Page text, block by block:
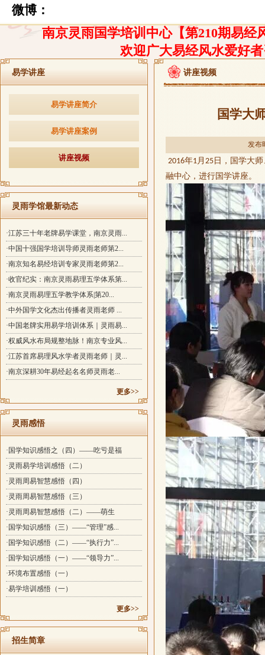
微博：
南京灵雨国学培训中心【第210期易经
欢迎广大易经风水爱好
易学讲座
易学讲座简介
易学讲座案例
讲座视频
灵雨学馆最新动态
·江苏三十年老牌易学课堂，南京灵雨...
·中国十强国学培训导师灵雨老师第2...
·南京知名易经培训专家灵雨老师第2...
·收官纪实：南京灵雨易理五学体系第...
·南京灵雨易理五学教学体系|第20...
·中外国学文化杰出传播者灵雨老师 ...
·中国老牌实用易学培训体系｜灵雨易...
·权威风水布局规整地脉！南京专业风...
·江苏首席易理风水学者灵雨老师｜灵...
·南京深耕30年易经起名名师灵雨老...
更多>>
灵雨感悟
·国学知识感悟之（四）——吃亏是福
·灵雨易学培训感悟（二）
·灵雨周易智慧感悟（四）
·灵雨周易智慧感悟（三）
·灵雨周易智慧感悟（二）——萌生
·国学知识感悟（三）——“管理”感...
·国学知识感悟（二）——“执行力”...
·国学知识感悟（一）——“领导力”...
·环境布置感悟（一）
·易学培训感悟（一）
更多>>
招生简章
讲座视频
国学大
发布
2016年1月 25 日，国学大
融中心，进行国学讲座。